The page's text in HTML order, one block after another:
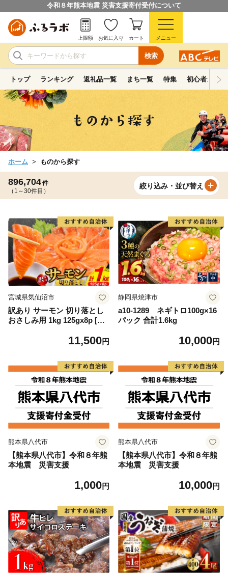
令和８年熊本地震 災害支援寄付受付について
検索
上限額 お気に入り カート メニュー
トップ ランキング 返礼品一覧 まち一覧 特集 初心者ガイド
ホーム ものから探す
896,704件
（1～30件目）
絞り込み・並び替え
宮城県気仙沼市
訳あり サーモン 切り落とし
おさしみ用 1kg 125gx8p [足
4313] 魚 魚介類 鮭 お刺し身
介
11,500円
静岡県焼津市
a10-1289 ネギトロ100g×16
パック 合計1.6kg
10,000円
熊本県八代市
【熊本県八代市】令和８年熊
本地震 災害支援
1,000円
熊本県八代市
【熊本県八代市】令和８年熊
本地震 災害支援
10,000円